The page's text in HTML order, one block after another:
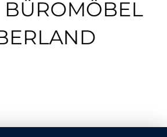
BÜROMÖBEL